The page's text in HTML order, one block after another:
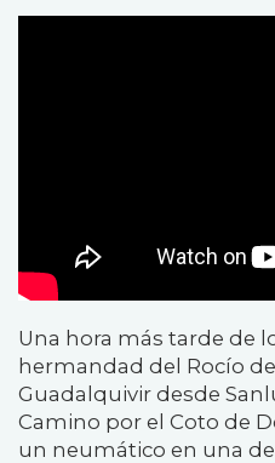
Una hora más tarde de
hermandad del Rocío
Guadalquivir desde
Camino por el Coto de
un neumático en una